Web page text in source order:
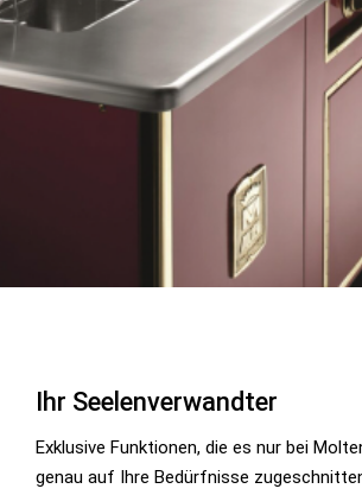
Ihr Seelenverwandter
Exklusive Funktionen, die es nur bei
genau auf Ihre Bedürfnisse